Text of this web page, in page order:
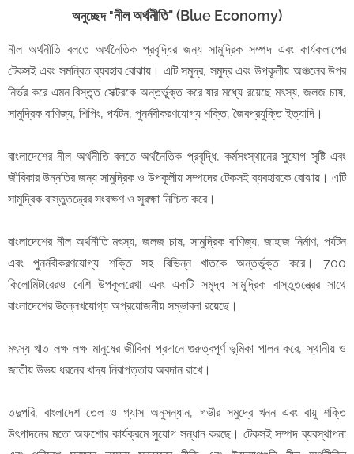
অনুচ্ছেদ "নীল অর্থনীতি" (Blue Economy)
নীল অর্থনীতি বলতে অর্থনৈতিক প্রবৃদ্ধির জন্য সামুদ্রিক সম্পদ এবং কার্যকলাপের
টেকসই এবং সমন্বিত ব্যবহার বোঝায়। এটি সমুদ্র, সমুদ্র এবং উপকূলীয় অঞ্চলের উপর
নির্ভর করে এমন বিস্তৃত সেক্টরকে অন্তর্ভুক্ত করে যার মধ্যে রয়েছে মৎস্য, জলজ চাষ,
সামুদ্রিক বাণিজ্য, শিপিং, পর্যটন, পুনর্নবীকরণযোগ্য শক্তি, জৈবপ্রযুক্তি ইত্যাদি।
বাংলাদেশের নীল অর্থনীতি বলতে অর্থনৈতিক প্রবৃদ্ধি, কর্মসংস্থানের সুযোগ সৃষ্টি এবং
জীবিকার উন্নতির জন্য সামুদ্রিক ও উপকূলীয় সম্পদের টেকসই ব্যবহারকে বোঝায়। এটি
সামুদ্রিক বাস্তুতন্ত্রের সংরক্ষণ ও সুরক্ষা নিশ্চিত করে।
বাংলাদেশের নীল অর্থনীতি মৎস্য, জলজ চাষ, সামুদ্রিক বাণিজ্য, জাহাজ নির্মাণ, পর্যটন
এবং পুনর্নবীকরণযোগ্য শক্তি সহ বিভিন্ন খাতকে অন্তর্ভুক্ত করে। 700
কিলোমিটারেরও বেশি উপকূলরেখা এবং একটি সমৃদ্ধ সামুদ্রিক বাস্তুতন্ত্রের সাথে
বাংলাদেশের উল্লেখযোগ্য অপ্রয়োজনীয় সম্ভাবনা রয়েছে।
মৎস্য খাত লক্ষ লক্ষ মানুষের জীবিকা প্রদানে গুরুত্বপূর্ণ ভূমিকা পালন করে, স্থানীয় ও
জাতীয় উভয় ধরনের খাদ্য নিরাপত্তায় অবদান রাখে।
তদুপরি, বাংলাদেশ তেল ও গ্যাস অনুসন্ধান, গভীর সমুদ্রে খনন এবং বায়ু শক্তি
উৎপাদনের মতো অফশোর কার্যক্রমে সুযোগ সন্ধান করছে। টেকসই সম্পদ ব্যবস্থাপনা